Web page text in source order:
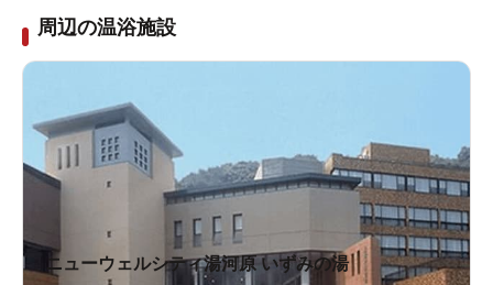
周辺の温浴施設
ニューウェルシティ湯河原 いずみの湯